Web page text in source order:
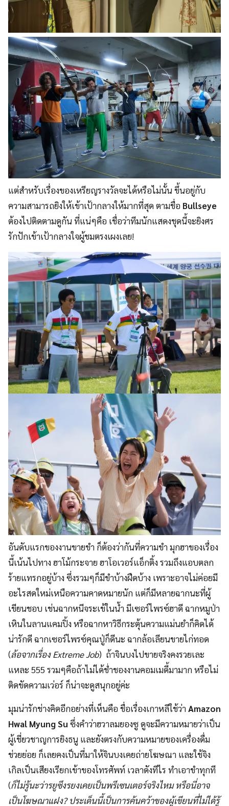
แต่สำหรับเรื่องของเหรียญรางวัลจะได้หรือไม่นั้น ขึ้นอยู่กับ
ความสามารถยิงให้เข้าเป้ากลางให้มากที่สุด ตามชื่อ Bullseye
ต้องไปติดตามดูกัน ที่แน่ๆคือ เชื่อว่าทีมนักแสดงชุดนี้จะยิงศร
รักปักเข้าเป้ากลางใจผู้ชมตรงเผงเลย!
อันดับแรกของงานขายขำ ก็ต้องว่ากันที่ความขำ มุกฮาของเรื่อง
นี้เน้นไปทาง ฮาโม้กระจาย ฮาโอเวอร์แอ็กติ้ง รวมถึงแอบตลก
ร้ายแทรกอยู่บ้าง ซึ่งรวมๆก็มีขำบ้างฝืดบ้าง เพราะอาจไม่ค่อยมี
อะไรสดใหม่เหนือความคาดหมายนัก แต่ก็มีหลายฉากนะที่ผู้
เขียนชอบ เช่นฉากหนีจระเข้ในน้ำ มีเซอร์ไพรซ์ฮาดี ฉากหมูป่า
เหินในลานแคมปิ้ง หรือฉากหาวิธีกระตุ้นความแม่นยำก็คิดได้
น่ารักดี ฉากเซอร์ไพรซ์คุณปู่ก็ดีนะ ฉากล้อเลียนขายไก่ทอด
(ล้อจากเรื่อง Extreme Job) ถ้าจินบงไปขายจริงคงรวยเละ
แหละ 555 รวมๆคือถ้าไม่ได้ช่ำชองงานคอมเมดี้มามาก หรือไม่
ติดขัดความเว่อร์ ก็น่าจะดูสนุกอยู่ค่ะ
มุมน่ารักช่างคิดอีกอย่างที่เห็นคือ ชื่อเรื่องเกาหลีใช้ว่าAmazon
Hwal Myung Su ซึ่งคำว่าฮวาลมยองซู ดูจะมีความหมายว่าเป็น
ผู้เชี่ยวชาญการยิงธนู และยังตรงกับความหมายของเครื่องดื่ม
ช่วยย่อย ก็เลยคงเป็นที่มาให้จินบงเคยถ่ายโฆษณา และใช้จิง
เกิลเป็นเสียงเรียกเข้าของโทรศัพท์ เวลาดังทีไร ทำเอาขำทุกที
(ก็ไม่รู้นะว่ารยูซึงรยงเคยเป็นพรีเซนเตอร์จริงไหม หรือนี่อาจ
เป็นโฆษณาแฝง? ประเด็นนี้เป็นการค้นคว้าของผู้เขียนที่ไม่ได้รู้